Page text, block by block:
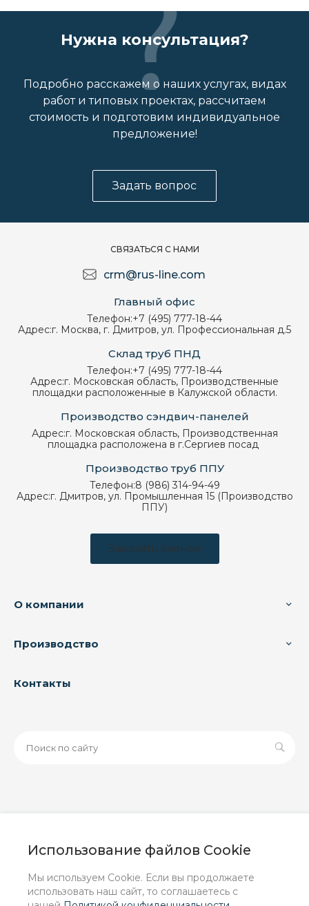
Использование файлов Cookie
Мы используем Cookie. Если вы продолжаете
использовать наш сайт, то соглашаетесь с
Нужна консультация?
Подробно расскажем о наших услугах, видах
работ и типовых проектах, рассчитаем
стоимость и подготовим индивидуальное
предложение!
Задать вопрос
СВЯЗАТЬСЯ С НАМИ
crm@rus-line.com
Главный офис
Телефон:+7 (495) 777-18-44
Адрес:г. Москва, г. Дмитров, ул. Профессиональная д.5
Склад труб ПНД
Телефон:+7 (495) 777-18-44
Адрес:г. Московская область, Производственные
площадки расположенные в Калужской области.
Производство сэндвич-панелей
Адрес:г. Московская область, Производственная
площадка расположена в г.Сергиев посад
Производство труб ППУ
Телефон:8 (986) 314-94-49
Адрес:г. Дмитров, ул. Промышленная 15 (Производство
ППУ)
Заказать звонок
О компании
Производство
Контакты
информационный характер и ни при каких условиях не
положениями Статьи 437 (2) ГК РФ.